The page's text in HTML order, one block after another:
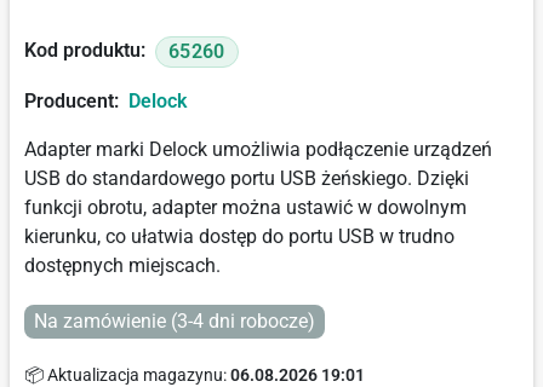
Kod produktu: 65260
Producent: Delock
Adapter marki Delock umożliwia podłączenie urządzeń
USB do standardowego portu USB żeńskiego. Dzięki
funkcji obrotu, adapter można ustawić w dowolnym
kierunku, co ułatwia dostęp do portu USB w trudno
dostępnych miejscach.
Na zamówienie (3-4 dni robocze)
📦 Aktualizacja magazynu:06.08.2026 19:01